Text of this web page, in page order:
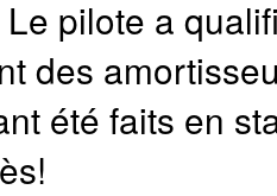
pilote a
des
été faits en